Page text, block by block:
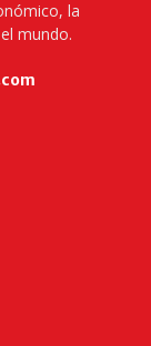
la
mundo.